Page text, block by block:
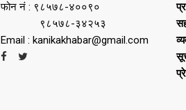
फोन नं : ९८५७८-४००९०
९८५७८-३४२५३
Email : kanikakhabar@gmail.com